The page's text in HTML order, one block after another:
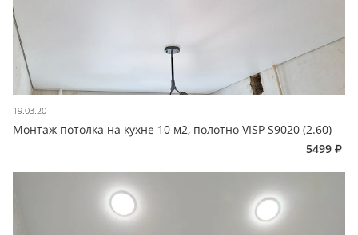
19.03.20
Монтаж потолка на кухне 10 м2, полотно VISP S9020 (2.60)
5499